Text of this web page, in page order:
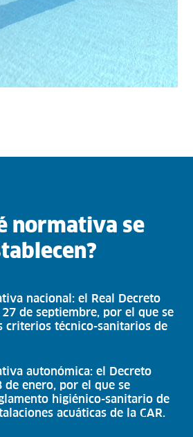
normativa se
nacional: el Real Decreto
de septiembre, por el que se
criterios técnico-sanitarios de
autonómica: el Decreto
de enero, por el que se
higiénico-sanitario de
acuáticas de la CAR.